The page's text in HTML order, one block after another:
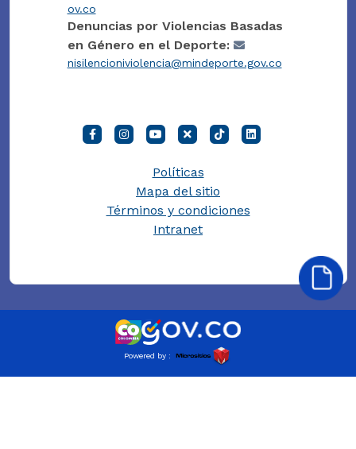
ov.co
Denuncias por Violencias Basadas
en Género en el Deporte:
nisilencioniviolencia@mindeporte.gov.co
Políticas
Mapa del sitio
Términos y condiciones
Intranet
Powered by :